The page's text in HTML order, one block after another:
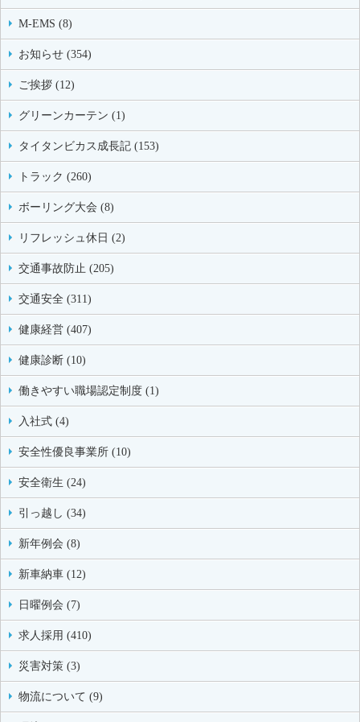
M-EMS (8)
お知らせ (354)
ご挨拶 (12)
グリーンカーテン (1)
タイタンビカス成長記 (153)
トラック (260)
ボーリング大会 (8)
リフレッシュ休日 (2)
交通事故防止 (205)
交通安全 (311)
健康経営 (407)
健康診断 (10)
働きやすい職場認定制度 (1)
入社式 (4)
安全性優良事業所 (10)
安全衛生 (24)
引っ越し (34)
新年例会 (8)
新車納車 (12)
日曜例会 (7)
求人採用 (410)
災害対策 (3)
物流について (9)